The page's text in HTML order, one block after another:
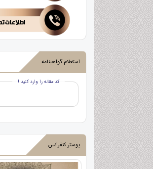
استعلام گواهینامه
کد مقاله را وارد کنید !
پوستر کنفرانس